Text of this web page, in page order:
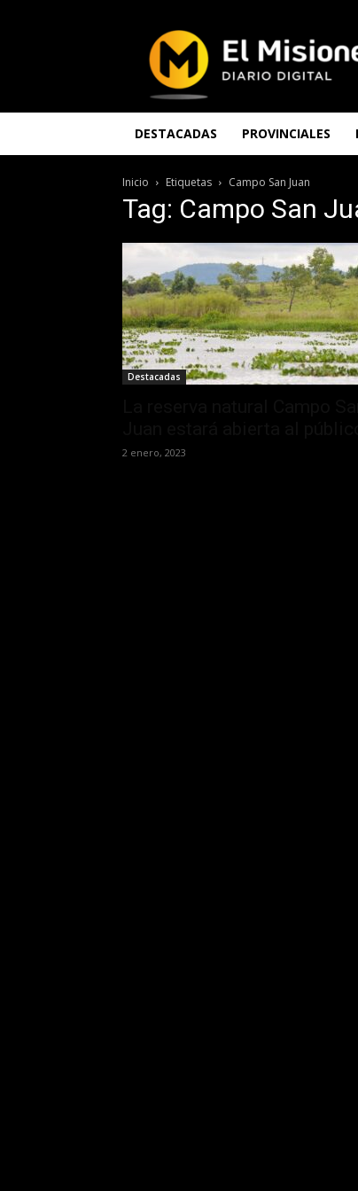
Misionero
DESTACADAS PROVINCIALES
Inicio Etiquetas Campo San Juan
Tag: Campo San
Destacadas
2 enero, 2023